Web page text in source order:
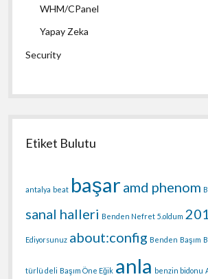
WHM/CPanel
Yapay Zeka
Security
Etiket Bulutu
antalya beat başar amd phenom
sanal halleri Benden Nefret 5.oldum
Ediyorsunuz about:config Benden Başım
türlü deli Başım Öne Eğik anla benzin bidonu